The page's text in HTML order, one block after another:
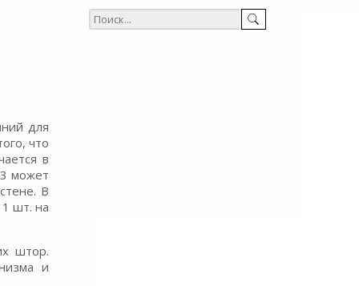
для
что
в
может
В
шт. на
штор.
и